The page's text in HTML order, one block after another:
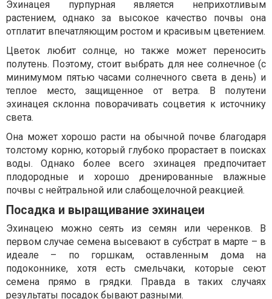
Эхинацея пурпурная является неприхотливым
растением, однако за высокое качество почвы она
отплатит впечатляющим ростом и красивым цветением.
Цветок любит солнце, но также может переносить
полутень. Поэтому, стоит выбрать для нее солнечное (с
минимумом пятью часами солнечного света в день) и
теплое место, защищенное от ветра. В полутени
эхинацея склонна поворачивать соцветия к источнику
света.
Она может хорошо расти на обычной почве благодаря
толстому корню, который глубоко прорастает в поисках
воды. Однако более всего эхинацея предпочитает
плодородные и хорошо дренированные влажные
почвы с нейтральной или слабощелочной реакцией.
Посадка и выращивание эхинацеи
Эхинацею можно сеять из семян или черенков. В
первом случае семена высевают в субстрат в марте – в
идеале – по горшкам, оставленным дома на
подоконнике, хотя есть смельчаки, которые сеют
семена прямо в грядки. Правда в таких случаях
результаты посадок бывают разными.